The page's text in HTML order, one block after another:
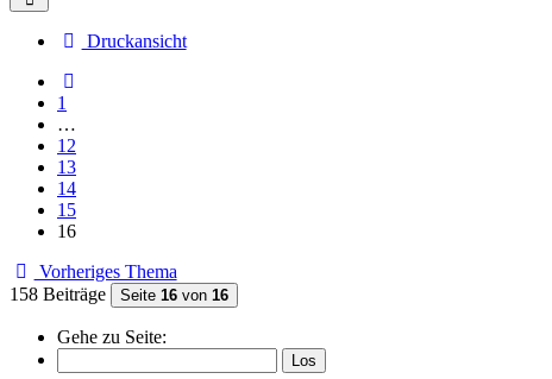
Druckansicht
1
…
12
13
14
15
16
Vorheriges Thema
158 Beiträge
Seite 16 von 16
Gehe zu Seite: